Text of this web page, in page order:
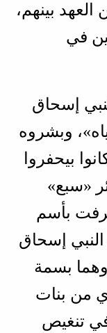
بينهم،
في
إسحاق
وبشروه
بيحفروا
«سبع»
بأسم
النبي إسحاق
بسمة
من بنات
في تنغيص